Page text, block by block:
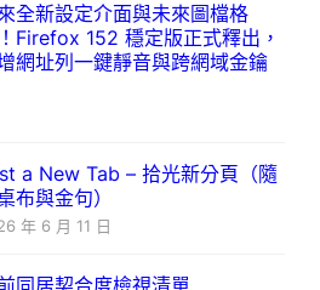
全新設定介面與未來圖檔格
Firefox 152 穩定版正式釋出，
網址列一鍵靜音與跨網域金鑰
a New Tab – 拾光新分頁（隨
布與金句）
年 6 月 11 日